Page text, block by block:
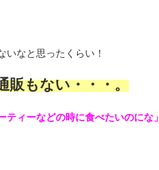
なと思ったくらい！
販もない・・・。
ィーなどの時に食べたいのにな」